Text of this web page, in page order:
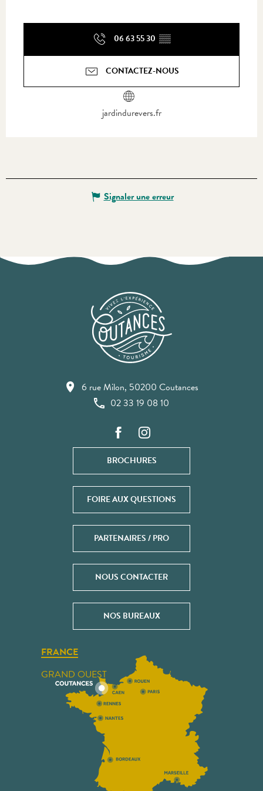
06 63 55 30 ▒▒
CONTACTEZ-NOUS
jardindurevers.fr
Signaler une erreur
6 rue Milon, 50200 Coutances
02 33 19 08 10
BROCHURES
FOIRE AUX QUESTIONS
PARTENAIRES / PRO
NOUS CONTACTER
NOS BUREAUX
FRANCE
GRAND OUEST